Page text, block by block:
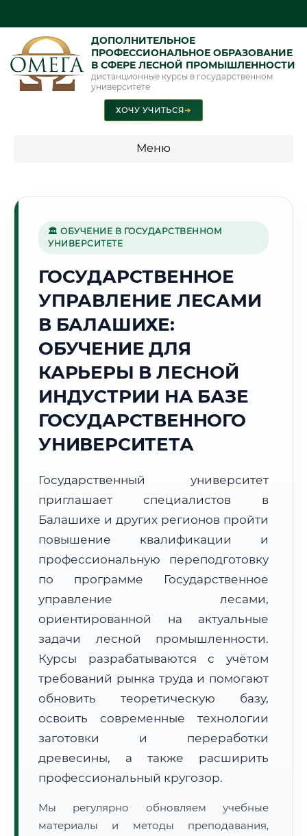
ДОПОЛНИТЕЛЬНОЕ
ПРОФЕССИОНАЛЬНОЕ ОБРАЗОВАНИЕ
В СФЕРЕ ЛЕСНОЙ ПРОМЫШЛЕННОСТИ
дистанционные курсы в государственном
университете
ХОЧУ УЧИТЬСЯ➜
Меню
промышленность"
🏢
Г. БАЛАШИХА
Точное местное время:
11:08:21
Четверг, 6 Августа
Погода в г. Балашиха:
🌅 Восход:04:42 🌇 Закат: 20:25
Световой день: 15 ч. 43 мин.
📍 Региональная справка г. Балашиха
Субъект:
Московская область
Тел. код:
+7 (495/498)
Почтовые индексы:
143900–143999
Часовой пояс:
МСК (UTC+3)
Формат учебы:
Дистанционно
Расчет логистики оригиналов:
• Экспресс-доставка СДЭК / Почтой:
4–6 рабочих дней
📜 Документы и аккредитация
🏛 ОБУЧЕНИЕ В ГОСУДАРСТВЕННОМ
УНИВЕРСИТЕТЕ
ГОСУДАРСТВЕННОЕ
УПРАВЛЕНИЕ ЛЕСАМИ
В БАЛАШИХЕ:
ОБУЧЕНИЕ ДЛЯ
КАРЬЕРЫ В ЛЕСНОЙ
ИНДУСТРИИ НА БАЗЕ
ГОСУДАРСТВЕННОГО
УНИВЕРСИТЕТА
Государственный университет
приглашает специалистов в
Балашихе и других регионов пройти
повышение квалификации и
профессиональную переподготовку
по программе Государственное
управление лесами,
ориентированной на актуальные
задачи лесной промышленности.
Курсы разрабатываются с учётом
требований рынка труда и помогают
обновить теоретическую базу,
освоить современные технологии
заготовки и переработки
древесины, а также расширить
профессиональный кругозор.
Мы регулярно обновляем учебные
материалы и методы преподавания,